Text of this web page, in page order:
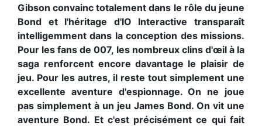
Gibson convainc totalement dans le rôle du jeune
Bond et l'héritage d'IO Interactive transparaît
intelligemment dans la conception des missions.
Pour les fans de 007, les nombreux clins d'œil à la
saga renforcent encore davantage le plaisir de
jeu. Pour les autres, il reste tout simplement une
excellente aventure d'espionnage. On ne joue
pas simplement à un jeu James Bond. On vit une
aventure Bond. Et c'est précisément ce qui fait